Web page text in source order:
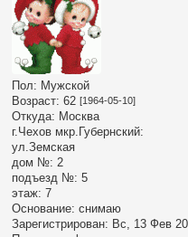
Пол: Мужской
Возраст: 62 [1964-05-10]
Откуда: Москва
г.Чехов мкр.Губернский:
ул.Земская
дом №: 2
подъезд №: 5
этаж: 7
Основание: снимаю
Зарегистрирован: Вс, 13 Фев